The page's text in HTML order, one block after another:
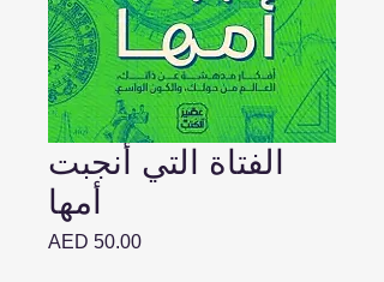
الفتاة التي أنجبت
أمها
AED 50.00Price